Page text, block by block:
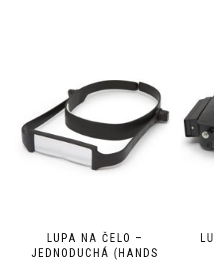
LUPA NA ČELO –
JEDNODUCHÁ (HANDS